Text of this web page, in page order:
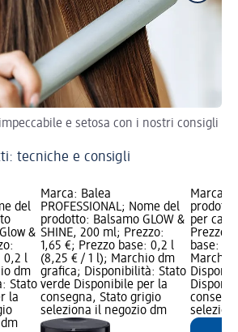
e setosa con i nostri consigli
tecniche e consigli
del
&
0,2 l
dm
Stato
la
Marca: Balea
PROFESSIONAL; Nome del
prodotto: Balsamo GLOW &
SHINE, 200 ml; Prezzo:
1,65 €; Prezzo base: 0,2 l
(8,25 € / 1 l); Marchio dm
grafica; Disponibilità: Stato
verde Disponibile per la
consegna, Stato grigio
seleziona il negozio dm
Marca:
per
Prezzo:
base:
Marchio